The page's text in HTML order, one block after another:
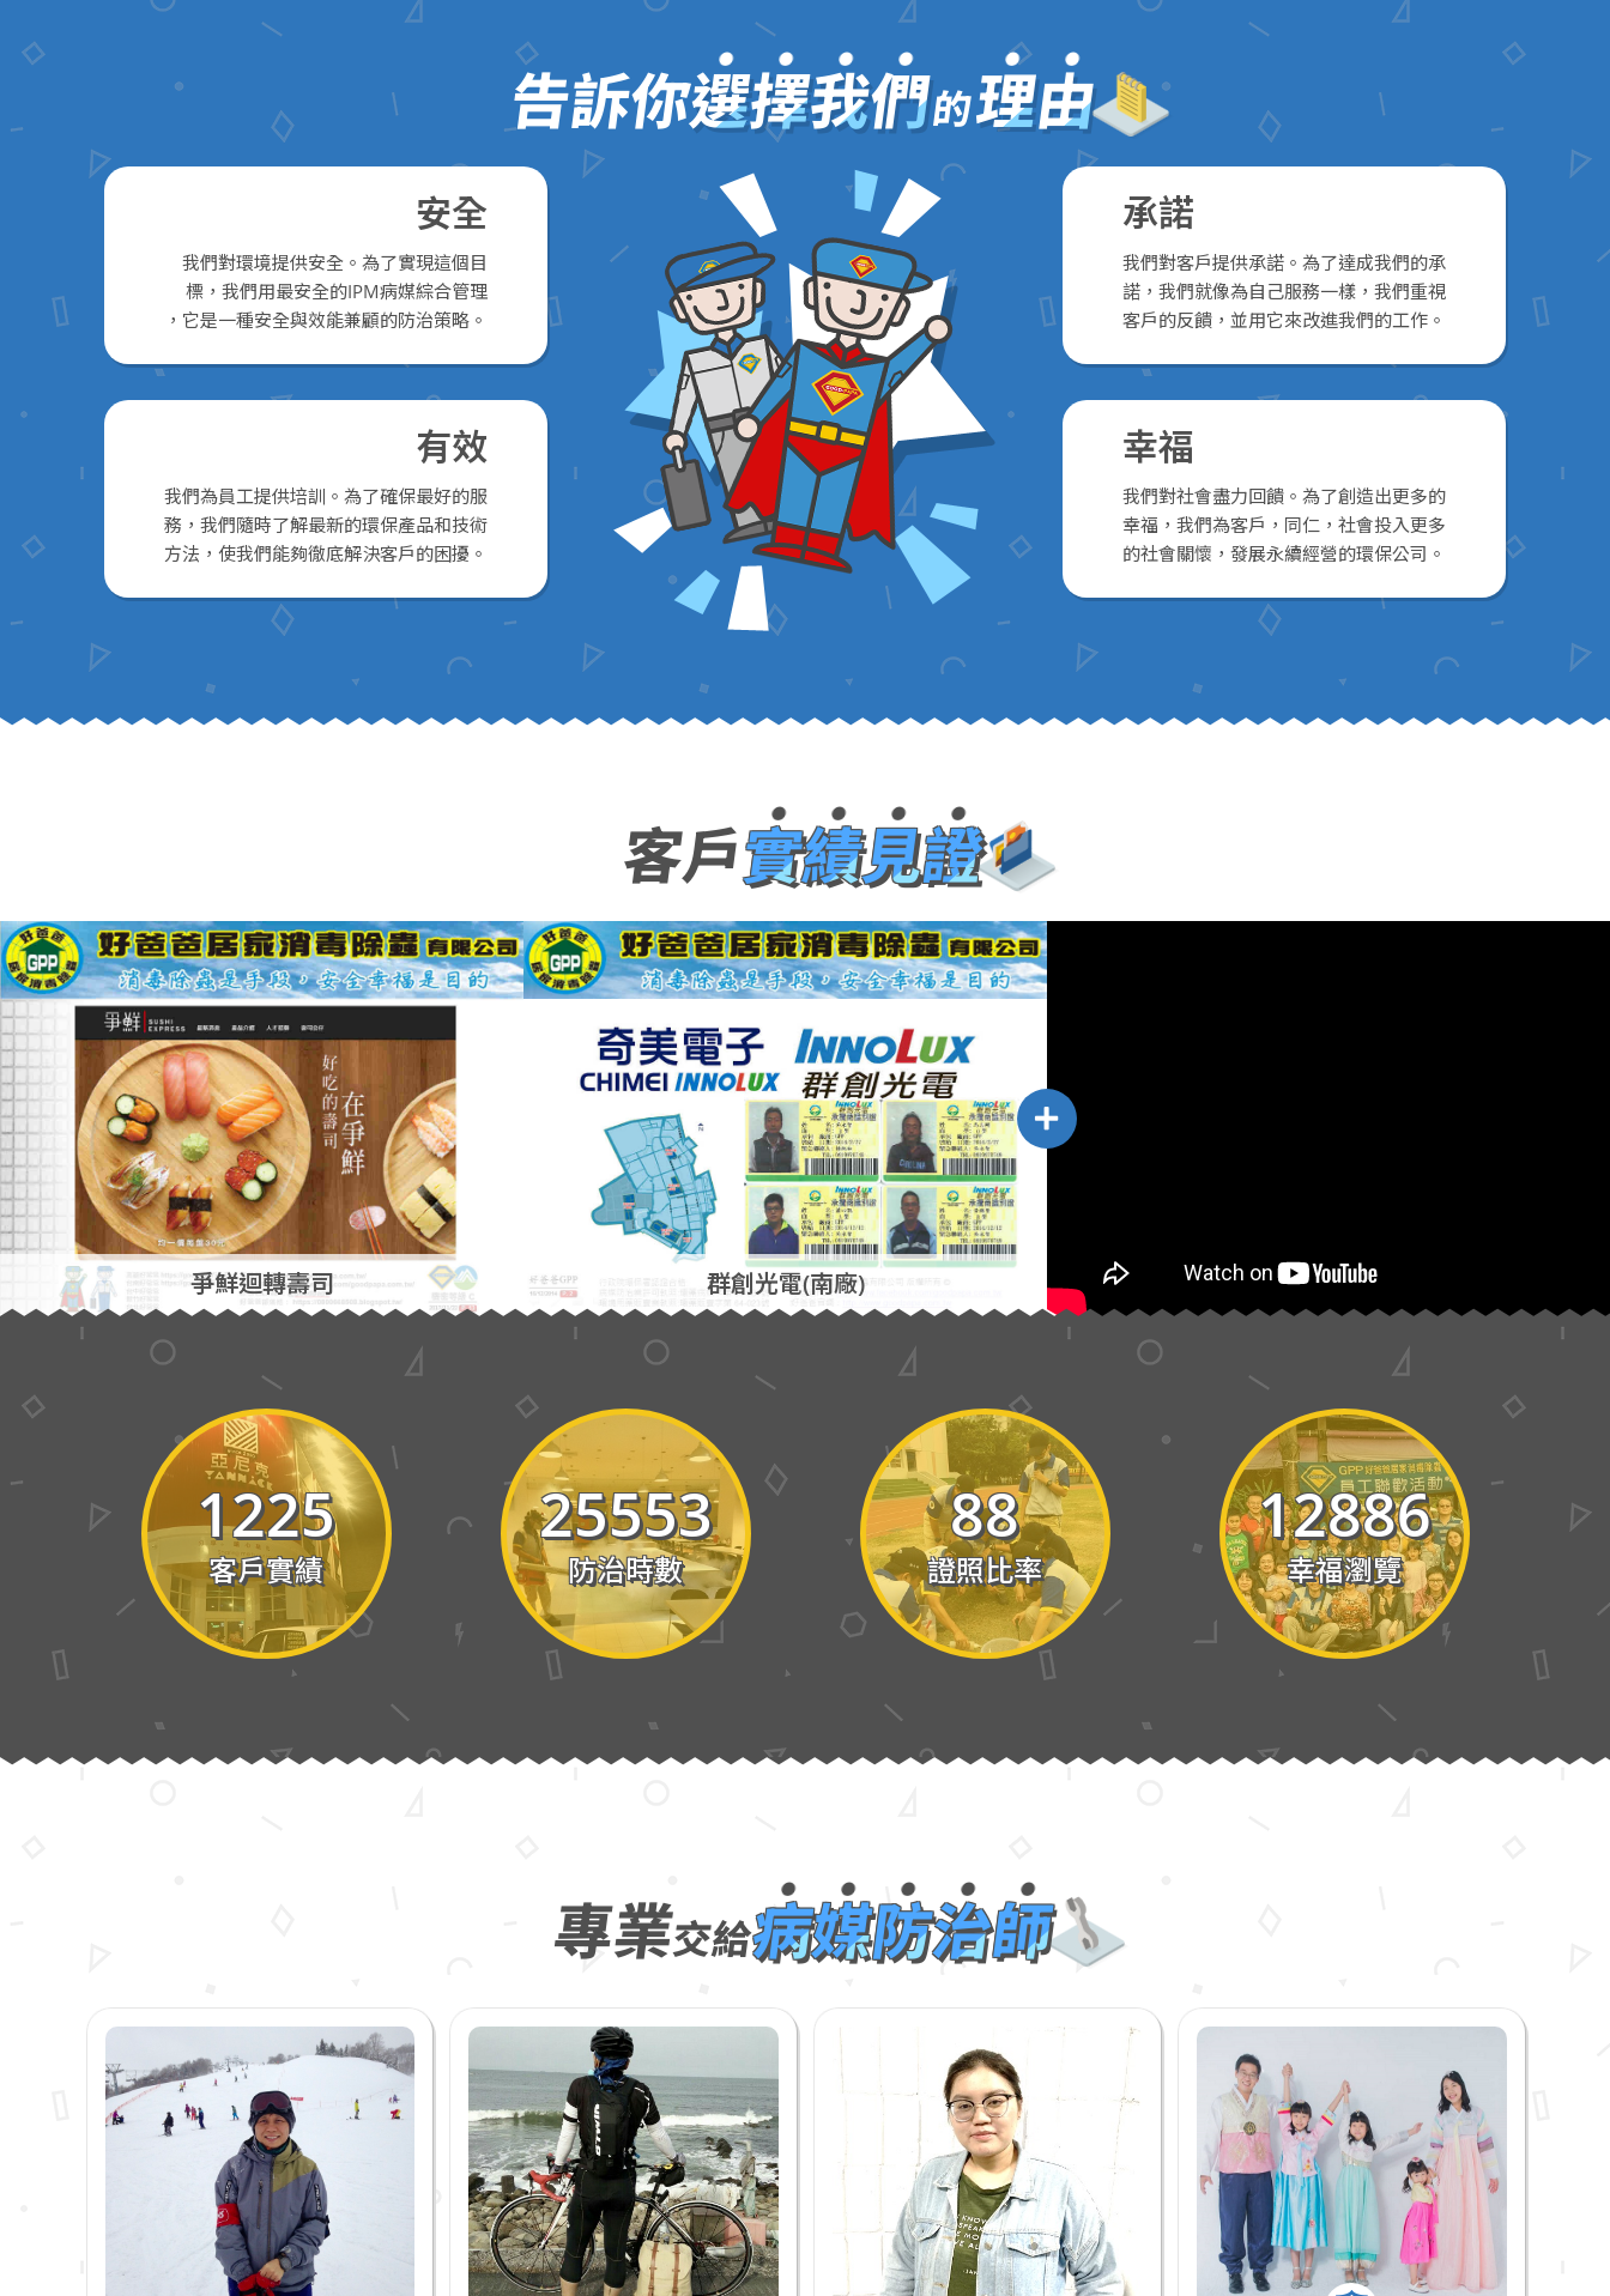
告訴你選擇我們的理由
安全
我們對環境提供安全。為了實現這個目
標，我們用最安全的IPM病媒綜合管理
，它是一種安全與效能兼顧的防治策略。
有效
我們為員工提供培訓。為了確保最好的服
務，我們隨時了解最新的環保產品和技術
方法，使我們能夠徹底解決客戶的困擾。
承諾
我們對客戶提供承諾。為了達成我們的承
諾，我們就像為自己服務一樣，我們重視
客戶的反饋，並用它來改進我們的工作。
幸福
我們對社會盡力回饋。為了創造出更多的
幸福，我們為客戶，同仁，社會投入更多
的社會關懷，發展永續經營的環保公司。
客戶實績見證
爭鮮迴轉壽司 群創光電(南廠) 華泰電子(楠梓加工區)
1225
客戶實績
25553
防治時數
88
證照比率
12886
幸福瀏覽
專業交給病媒防治師